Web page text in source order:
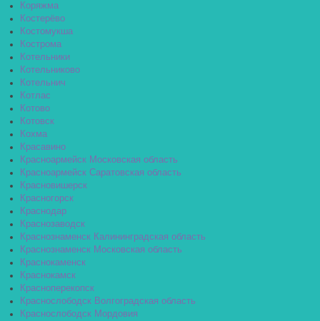
Коряжма
Костерёво
Костомукша
Кострома
Котельники
Котельниково
Котельнич
Котлас
Котово
Котовск
Кохма
Красавино
Красноармейск Московская область
Красноармейск Саратовская область
Красновишерск
Красногорск
Краснодар
Краснозаводск
Краснознаменск Калининградская область
Краснознаменск Московская область
Краснокаменск
Краснокамск
Красноперекопск
Краснослободск Волгоградская область
Краснослободск Мордовия